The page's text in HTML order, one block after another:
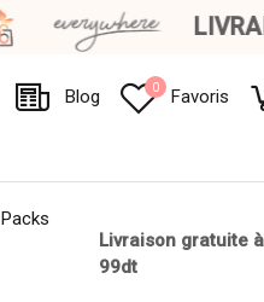
Blog 0 Favoris
Packs
Livraison gratuite
99dt